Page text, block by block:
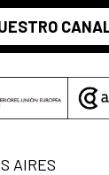
AIRES